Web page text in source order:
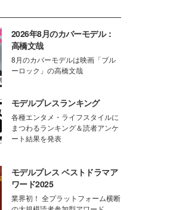
2026年8月のカバーモデル：
高橋文哉
8月のカバーモデルは映画「ブル
ーロック」の高橋文哉
モデルプレスランキング
各種エンタメ・ライフスタイルに
まつわるランキング＆読者アンケ
ート結果を発表
モデルプレス ベストドラマア
ワード2025
業界初！ 全プラットフォーム横断